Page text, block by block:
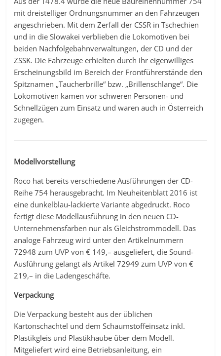
mit dreistelliger Ordnungsnummer an den Fahrzeugen
angeschrieben. Mit dem Zerfall der CSSR in Tschechien
und in die Slowakei verblieben die Lokomotiven bei
beiden Nachfolgebahnverwaltungen, der CD und der
ZSSK. Die Fahrzeuge erhielten durch ihr eigenwilliges
Erscheinungsbild im Bereich der Frontführerstände den
Spitznamen „Taucherbrille“ bzw. „Brillenschlange“. Die
Lokomotiven kamen vor schweren Personen- und
Schnellzügen zum Einsatz und waren auch in Österreich
zugegen.
Modellvorstellung
Roco hat bereits verschiedene Ausführungen der CD-
Reihe 754 herausgebracht. Im Neuheitenblatt 2016 ist
eine dunkelblau-lackierte Variante abgedruckt. Roco
fertigt diese Modellausführung in den neuen CD-
Unternehmensfarben nur als Gleichstrommodell. Das
analoge Fahrzeug wird unter den Artikelnummern
72948 zum UVP von € 149,– ausgeliefert, die Sound-
Ausführung gelangt als Artikel 72949 zum UVP von €
219,– in die Ladengeschäfte.
Verpackung
Die Verpackung besteht aus der üblichen
Kartonschachtel und dem Schaumstoffeinsatz inkl.
Plastikgleis und Plastikhaube über dem Modell.
Mitgeliefert wird eine Betriebsanleitung, ein